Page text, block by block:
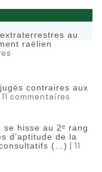
au
raëlien
contraires aux
11 commentaires
se hisse au 2ᵉ rang
d’aptitude de la
(…) | 11